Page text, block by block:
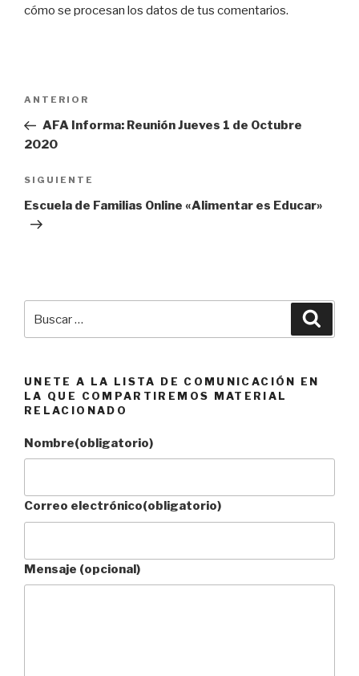
cómo se procesan los datos de tus comentarios.
entradas
Entrada
anterior:
ANTERIOR
AFA Informa: Reunión Jueves 1 de Octubre
2020
Siguiente
entrada
SIGUIENTE
Escuela de Familias Online «Alimentar es Educar»
por:
UNETE A LA LISTA DE COMUNICACIÓN EN
LA QUE COMPARTIREMOS MATERIAL
RELACIONADO
Nombre(obligatorio)
Correo electrónico(obligatorio)
Mensaje (opcional)